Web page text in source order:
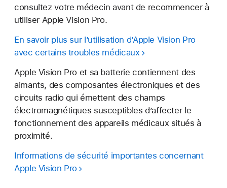
consultez votre médecin avant de recommencer à
utiliser Apple Vision Pro.
En savoir plus sur l’utilisation d’Apple Vision Pro
avec certains troubles médicaux
Apple Vision Pro et sa batterie contiennent des
aimants, des composantes électroniques et des
circuits radio qui émettent des champs
électromagnétiques susceptibles d’affecter le
fonctionnement des appareils médicaux situés à
proximité.
Informations de sécurité importantes concernant
Apple Vision Pro